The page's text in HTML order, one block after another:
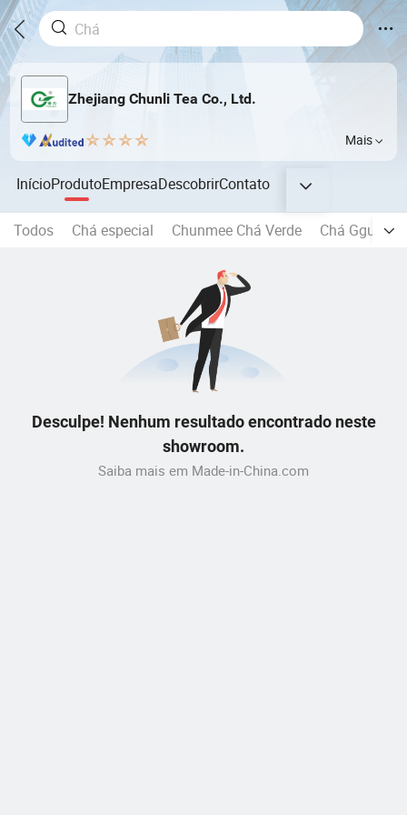
Zhejiang Chunli Tea Co., Ltd.
Mais
InícioProdutoEmpresaDescobrirContato
Todos Chá especial Chunmee Chá Verde Chá
Desculpe! Nenhum resultado encontrado neste
showroom.
Saiba mais em Made-in-China.com